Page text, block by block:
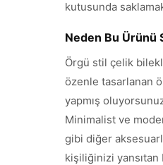
kutusunda
Neden Bu Ürünü
Örgü stil çelik
özenle tasarlanan
yapmış
Minimalist ve
gibi diğer
kişiliğinizi